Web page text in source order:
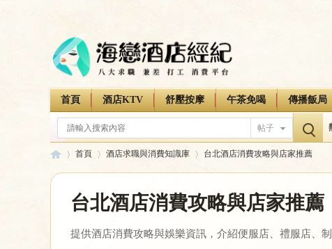
首頁 酒店KTV 舒壓按摩 午茶免喝 傳播飯局
帖子
首頁 酒店求職與消費知識庫
›
台北酒店消費攻略與店家推薦
台北酒店消費攻略與店家推薦
今日:0主題:14排名: 3
提供酒店消費攻略與娛樂資訊，介紹便服店、禮服店、